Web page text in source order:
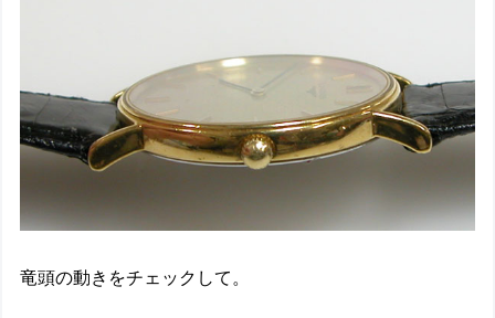
竜頭の動きをチェックして。